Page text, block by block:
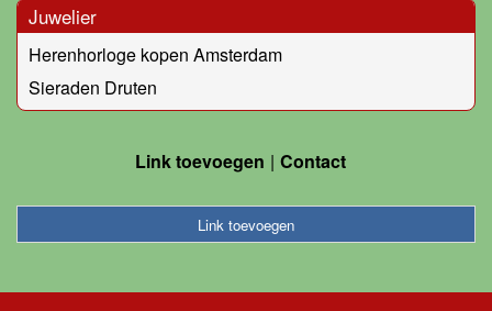
Juwelier
Herenhorloge kopen Amsterdam
Sieraden Druten
Link toevoegen Contact
Link toevoegen